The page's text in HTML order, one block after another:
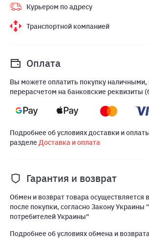
Курьером по адресу
Транспортной компанией
Оплата
Вы можете оплатить покупку наличными,
перерасчетом на банковские реквизиты
Подробнее об условиях доставки и
разделеДоставка и оплата
Гарантия и возврат
Обмен и возврат товара осуществляется
после покупки, согласно Закону Украины
потребителей Украины"
Подробнее об условиях обмена и